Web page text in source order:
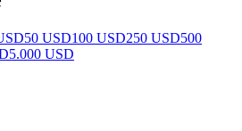
50 USD100 USD250 USD500
5.000 USD